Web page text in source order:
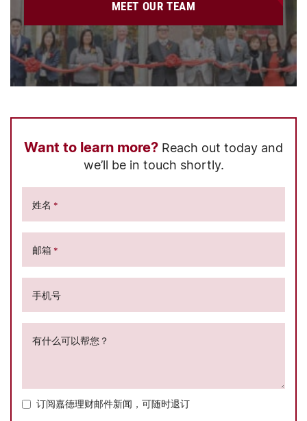
MEET OUR TEAM
Want to learn more? Reach out today and
we’ll be in touch shortly.
姓名 *
邮箱 *
手机号
有什么可以帮您？
订阅嘉德理财邮件新闻，可随时退订